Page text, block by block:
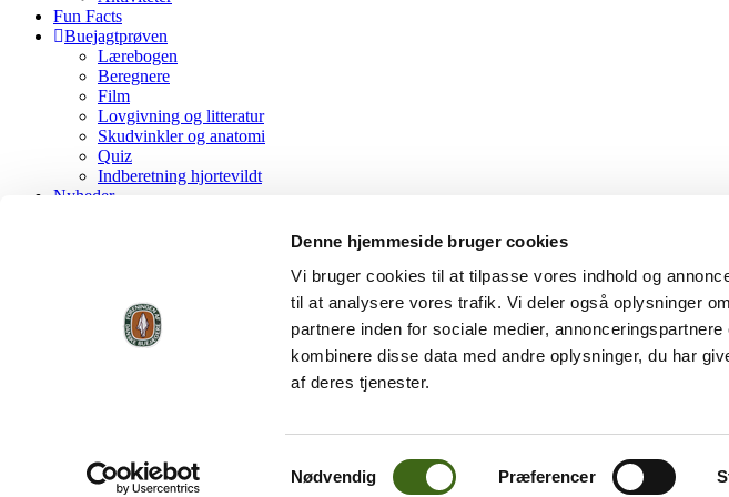
Denne hjemmeside bruger cookies
Vi bruger cookies til at tilpasse vores indhold og
til at analysere vores trafik. Vi deler også oplysninger
partnere inden for sociale medier,
kombinere disse data med andre oplysninger, du har
af deres tjenester.
Samtykkevalg
Nødvendig Præferencer
Fun Facts
Buejagtprøven
Lærebogen
Beregnere
Film
Lovgivning og litteratur
Skudvinkler og anatomi
Quiz
Indberetning hjortevildt
Nyheder
Værdigrundlag
Forretningsorden
Lokalforeninger og Grupper
Standardvedtægter, lokalforening
Indmeldelse
Tilmeld betalingsservice